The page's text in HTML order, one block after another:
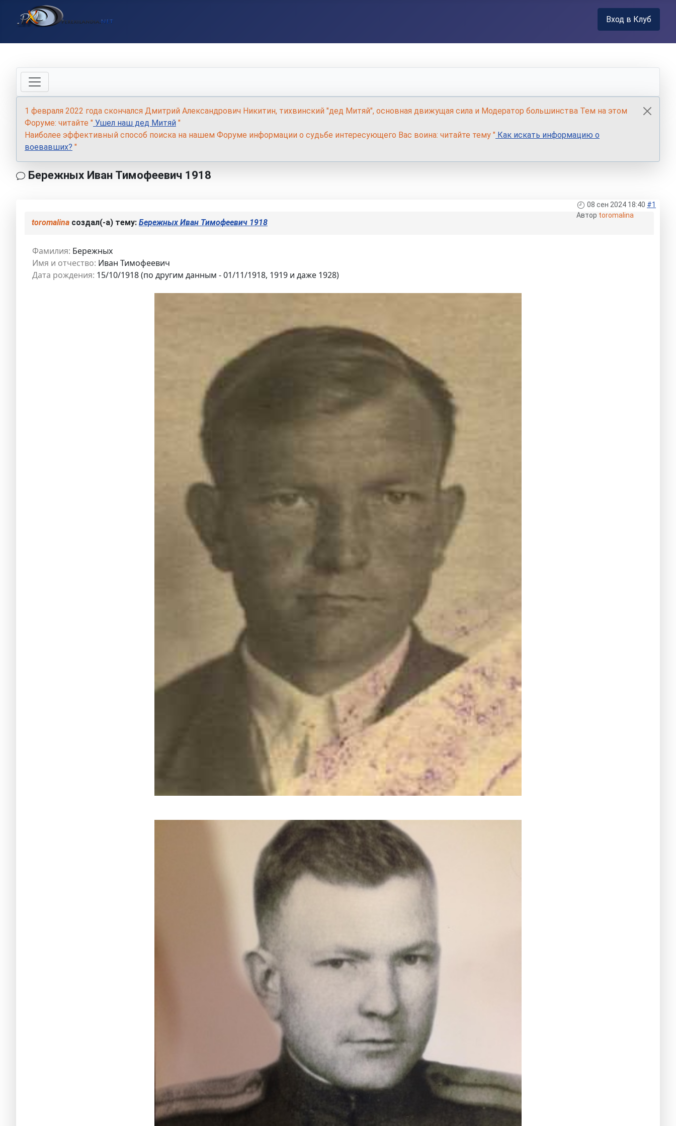
Вход в Клуб
1 февраля 2022 года скончался Дмитрий Александрович Никитин, тихвинский "дед Митяй", основная движущая сила и Модератор большинства Тем на этом
Форуме: читайте " Ушел наш дед Митяй "
Наиболее эффективный способ поиска на нашем Форуме информации о судьбе интересующего Вас воина: читайте тему " Как искать информацию о
воевавших? "
Бережных Иван Тимофеевич 1918
08 сен 2024 18:40 #1
Автор toromalina
toromalina создал(-а) тему: Бережных Иван Тимофеевич 1918
Фамилия: Бережных
Имя и отчество: Иван Тимофеевич
Дата рождения: 15/10/1918 (по другим данным - 01/11/1918, 1919 и даже 1928)